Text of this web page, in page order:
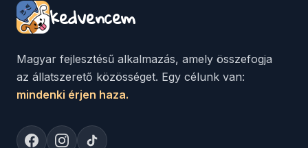
kedvencem
Magyar fejlesztésű alkalmazás, amely összefogja
az állatszerető közösséget. Egy célunk van:
mindenki érjen haza.